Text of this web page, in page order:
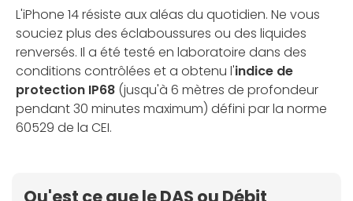
L'iPhone 14 résiste aux aléas du quotidien. Ne vous
souciez plus des éclaboussures ou des liquides
renversés. Il a été testé en laboratoire dans des
conditions contrôlées et a obtenu l'indice de
protection IP68 (jusqu'à 6 mètres de profondeur
pendant 30 minutes maximum) défini par la norme
60529 de la CEI.